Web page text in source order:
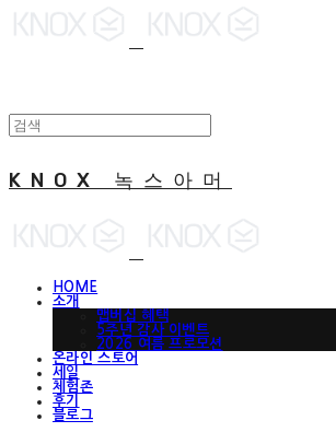
KNOX 녹스아머
HOME
소개
맵버십 혜택
5주년 감사 이벤트
2026 여름 프로모션
온라인 스토어
세일
체험존
후기
블로그